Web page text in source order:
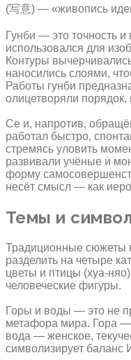
(写意) — «живопись
Гунби — это точность
использовался для
Контуры
наносились слоями,
Работы гунби
олицетворяли порядок,
Се и, напротив,
работал быстро,
стремясь уловить
развивали учёные и
форму
несёт смысл — как
Темы и
Традиционные сюжеты
разделить на четыре
цветы и птицы (хуа-
человеческие фигуры.
Горы и воды — это не
метафора мира. Гора —
вода — женское,
символизирует баланс